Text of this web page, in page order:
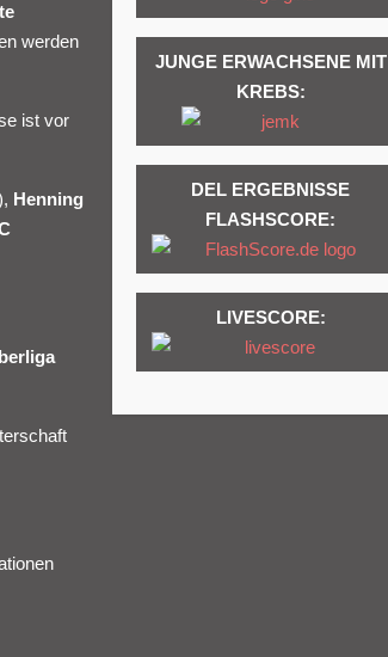
werden
ist vor
Henning
JUNGE ERWACHSENE MIT
KREBS:
DEL ERGEBNISSE
FLASHSCORE:
LIVESCORE: